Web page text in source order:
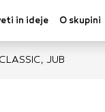
in ideje O skupini
JUB